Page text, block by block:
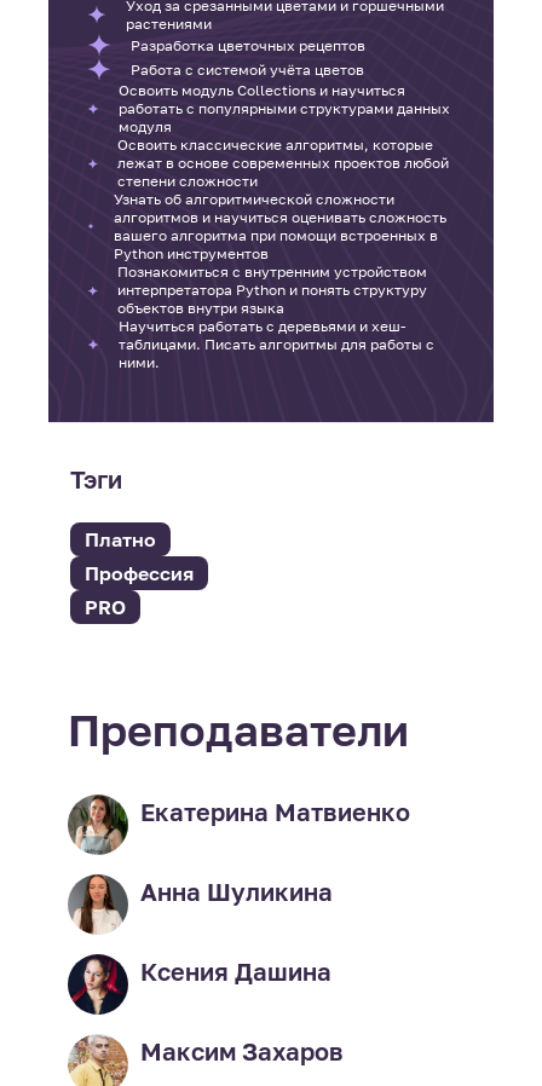
Уход за срезанными цветами и горшечными
растениями
Разработка цветочных рецептов
Работа с системой учёта цветов
Освоить модуль Collections и научиться
работать с популярными структурами данных
модуля
Освоить классические алгоритмы, которые
лежат в основе современных проектов любой
степени сложности
Узнать об алгоритмической сложности
алгоритмов и научиться оценивать сложность
вашего алгоритма при помощи встроенных в
Python инструментов
Познакомиться с внутренним устройством
интерпретатора Python и понять структуру
объектов внутри языка
Научиться работать с деревьями и хеш-
таблицами. Писать алгоритмы для работы с
ними.
Тэги
Платно
Профессия
PRO
Преподаватели
Екатерина Матвиенко
Анна Шуликина
Ксения Дашина
Максим Захаров